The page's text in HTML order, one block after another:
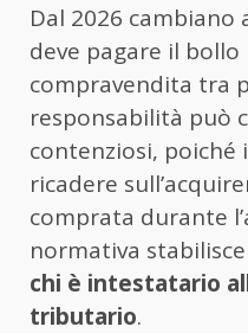
Dal 2026 cambiano
deve pagare il bollo
compravendita tra
responsabilità può
contenziosi,
ricadere
comprata durante
normativa
chi è intestatario
tributario.